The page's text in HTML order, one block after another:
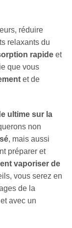
réduire
relaxants du
rapide et
que vous
et de
ultime sur la
non
, mais aussi
préparer et
vaporiser de
vous serez en
de la
avec un